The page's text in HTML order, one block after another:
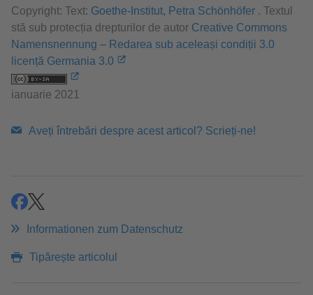
Copyright: Text: Goethe-Institut, Petra Schönhöfer . Textul
stă sub protecția drepturilor de autor Creative Commons
Namensnennung – Redarea sub aceleași condiții 3.0
licență Germania 3.0
ianuarie 2021
Aveți întrebări despre acest articol? Scrieți-ne!
teilentweeten
Informationen zum Datenschutz
Tipărește articolul